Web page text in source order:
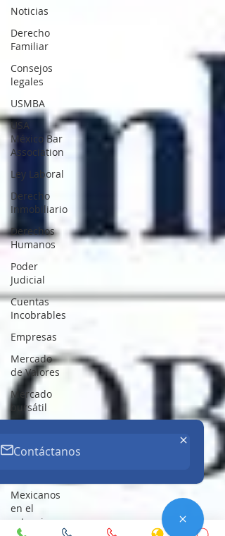
Noticias
Derecho
Familiar
Consejos
legales
USMBA
USA
México Bar
Association
Ley Laboral
Derecho
Inmobiliario
Derechos
Humanos
Poder
Judicial
Cuentas
Incobrables
Empresas
Mercado
de Valores
Mercado
bursátil
Divorcio
Mexicanos
en el
extranjero
Contáctanos